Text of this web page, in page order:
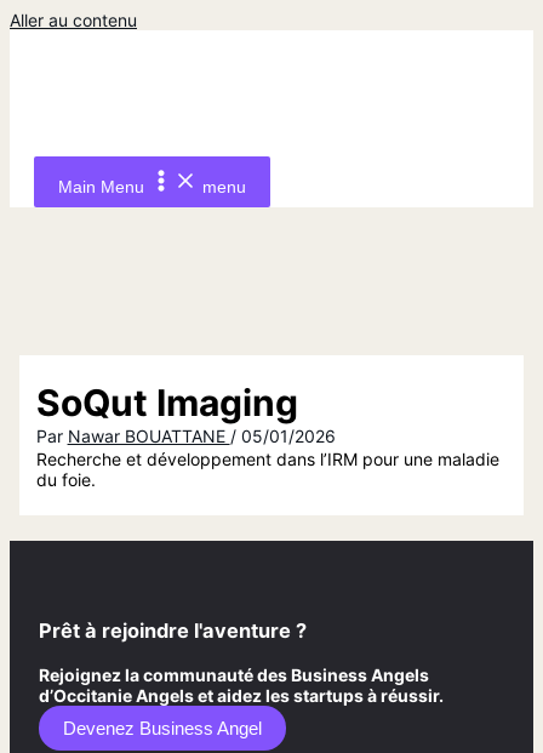
Aller au contenu
Main Menu menu
SoQut Imaging
Par Nawar BOUATTANE / 05/01/2026
Recherche et développement dans l’IRM pour une maladie
du foie.
Prêt à rejoindre l'aventure ?
Rejoignez la communauté des Business Angels
d’Occitanie Angels et aidez les startups à réussir.
Devenez Business Angel